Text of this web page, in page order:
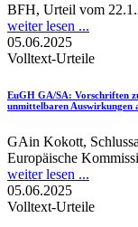
BFH, Urteil vom
weiter lesen ...
05.06.2025
Volltext-Urteile
EuGH GA/SA: Vorschriften
unmittelbaren Auswirkungen
GAin Kokott,
Europäische
weiter lesen ...
05.06.2025
Volltext-Urteile